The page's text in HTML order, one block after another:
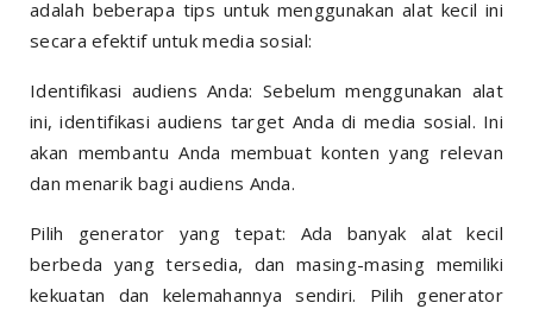
adalah beberapa tips untuk menggunakan alat kecil ini
secara efektif untuk media sosial:
Identifikasi audiens Anda: Sebelum menggunakan alat
ini, identifikasi audiens target Anda di media sosial. Ini
akan membantu Anda membuat konten yang relevan
dan menarik bagi audiens Anda.
Pilih generator yang tepat: Ada banyak alat kecil
berbeda yang tersedia, dan masing-masing memiliki
kekuatan dan kelemahannya sendiri. Pilih generator